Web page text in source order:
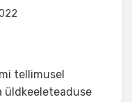
tellimusel
üldkeeleteaduse